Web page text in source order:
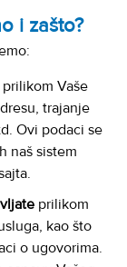
i zašto?
prilikom Vaše
trajanje
Ovi podaci se
naš sistem
prilikom
kao što
o ugovorima.